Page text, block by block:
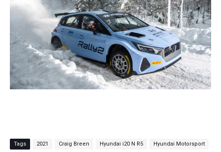
Tags 2021 Craig Breen Hyundai i20 N R5 Hyundai Motorsport